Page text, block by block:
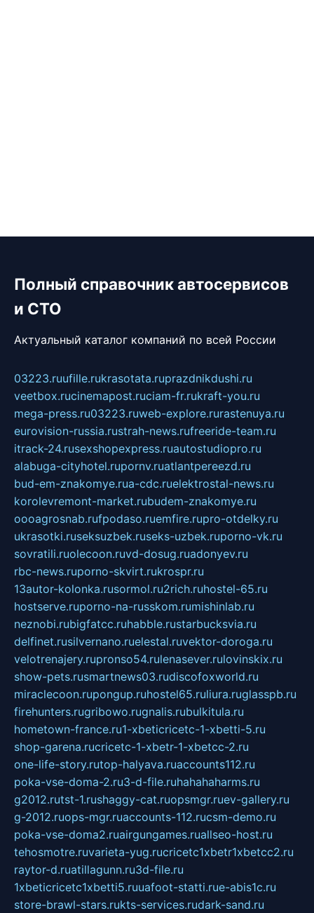
Полный справочник автосервисов
и СТО
Актуальный каталог компаний по всей России
03223.ruufille.rukrasotata.ruprazdnikdushi.ru
veetbox.rucinemapost.ruciam-fr.rukraft-you.ru
mega-press.ru03223.ruweb-explore.rurastenuya.ru
eurovision-russia.rustrah-news.rufreeride-team.ru
itrack-24.rusexshopexpress.ruautostudiopro.ru
alabuga-cityhotel.rupornv.ruatlantpereezd.ru
bud-em-znakomye.rua-cdc.ruelektrostal-news.ru
korolevremont-market.rubudem-znakomye.ru
oooagrosnab.rufpodaso.ruemfire.rupro-otdelky.ru
ukrasotki.ruseksuzbek.ruseks-uzbek.ruporno-vk.ru
sovratili.ruolecoon.ruvd-dosug.ruadonyev.ru
rbc-news.ruporno-skvirt.rukrospr.ru
13autor-kolonka.rusormol.ru2rich.ruhostel-65.ru
hostserve.ruporno-na-russkom.rumishinlab.ru
neznobi.rubigfatcc.ruhabble.rustarbucksvia.ru
delfinet.rusilvernano.ruelestal.ruvektor-doroga.ru
velotrenajery.rupronso54.rulenasever.rulovinskix.ru
show-pets.rusmartnews03.rudiscofoxworld.ru
miraclecoon.rupongup.ruhostel65.ruliura.ruglasspb.ru
firehunters.rugribowo.rugnalis.rubulkitula.ru
hometown-france.ru1-xbeticricetc-1-xbetti-5.ru
shop-garena.rucricetc-1-xbetr-1-xbetcc-2.ru
one-life-story.rutop-halyava.ruaccounts112.ru
poka-vse-doma-2.ru3-d-file.ruhahahaharms.ru
g2012.rutst-1.rushaggy-cat.ruopsmgr.ruev-gallery.ru
g-2012.ruops-mgr.ruaccounts-112.rucsm-demo.ru
poka-vse-doma2.ruairgungames.ruallseo-host.ru
tehosmotre.ruvarieta-yug.rucricetc1xbetr1xbetcc2.ru
raytor-d.ruatillagunn.ru3d-file.ru
1xbeticricetc1xbetti5.ruuafoot-statti.rue-abis1c.ru
store-brawl-stars.rukts-services.rudark-sand.ru